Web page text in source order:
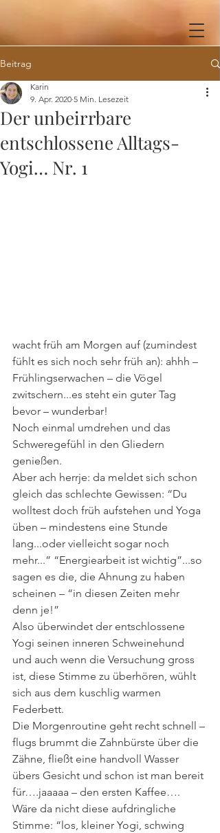
Beitrag
Der unbeirrbare
entschlossene Alltags-
Yogi… Nr. 1
Karin
9. Apr. 2020 5 Min. Lesezeit
wacht früh am Morgen auf (zumindest
fühlt es sich noch sehr früh an): ahhh –
Frühlingserwachen – die Vögel
zwitschern...es steht ein guter Tag
bevor – wunderbar!
Noch einmal umdrehen und das
Schweregefühl in den Gliedern
genießen.
Aber ach herrje: da meldet sich schon
gleich das schlechte Gewissen: “Du
wolltest doch früh aufstehen und Yoga
üben – mindestens eine Stunde
lang...oder vielleicht sogar noch
mehr...” “Energiearbeit ist wichtig”...so
sagen es die, die Ahnung zu haben
scheinen – “in diesen Zeiten mehr
denn je!”
Also überwindet der entschlossene
Yogi seinen inneren Schweinehund
und auch wenn die Versuchung gross
ist, diese Stimme zu überhören, wühlt
sich aus dem kuschlig warmen
Federbett.
Die Morgenroutine geht recht schnell –
flugs brummt die Zahnbürste über die
Zähne, fließt eine handvoll Wasser
übers Gesicht und schon ist man bereit
für….jaaaaa – den ersten Kaffee….
Wäre da nicht diese aufdringliche
Stimme: “los, kleiner Yogi, schwing